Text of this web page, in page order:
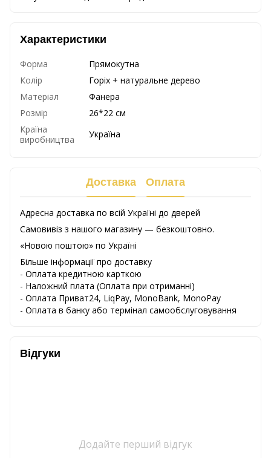
Характеристики
Форма
Прямокутна
Колір
Горіх + натуральне дерево
Матеріал
Фанера
Розмір
26*22 см
Країна
виробництва
Україна
Доставка Оплата
Адресна доставка по всій Україні до дверей
Самовивіз з нашого магазину — безкоштовно.
«Новою поштою» по Україні
Більше інформації про доставку
- Оплата кредитною карткою
- Наложний плата (Оплата при отриманні)
- Оплата Приват24, LiqPay, MonoBank, MonoPay
- Оплата в банку або термінал самообслуговування
Відгуки
Додайте перший відгук